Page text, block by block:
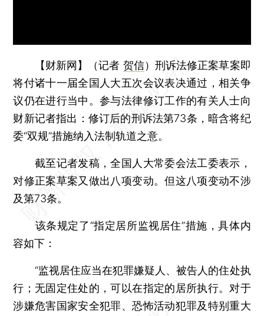
【财新网】（记者 贺信） 刑诉法修正案草案即
将付诸十一届全国人大五次会议表决通过，相关争
议仍在进行当中。参与法律修订工作的有关人士向
财新记者指出：修订后的刑诉法第73条，暗含将纪
委“双规”措施纳入法制轨道之意。
截至记者发稿，全国人大常委会法工委表示，
对修正案草案又做出八项变动。但这八项变动不涉
及第73条。
该条规定了“指定居所监视居住”措施，具体内
容如下：
“监视居住应当在犯罪嫌疑人、被告人的住处执
行；无固定住处的，可以在指定的居所执行。对于
涉嫌危害国家安全犯罪、恐怖活动犯罪及特别重大